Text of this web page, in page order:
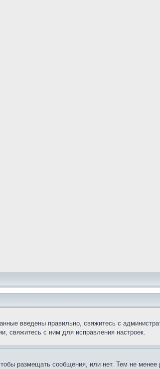
введены правильно, свяжитесь с
свяжитесь с ним для исправления настроек.
размещать сообщения, или нет. Тем не менее